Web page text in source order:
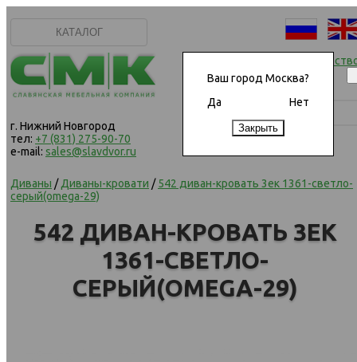
Ваш город Москва?
Да
Нет
КАТАЛОГ
г. Нижний Новгород
тел: +7 (831) 275-90-70
e-mail: sales@slavdvor.ru
Начать
Диваны /Диваны-кровати /542 диван-кровать 3ек 1361-светло-
серый(omega-29)
542 ДИВАН-КРОВАТЬ 3ЕК
1361-СВЕТЛО-
СЕРЫЙ(OMEGA-29)